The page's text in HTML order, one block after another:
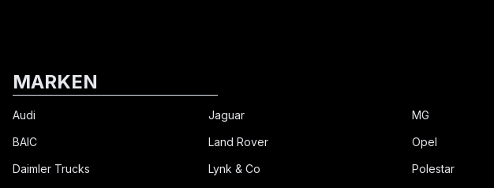
MARKEN
Audi
BAIC
Daimler Trucks
Jaguar
Land Rover
Lynk & Co
MG
Opel
Polestar